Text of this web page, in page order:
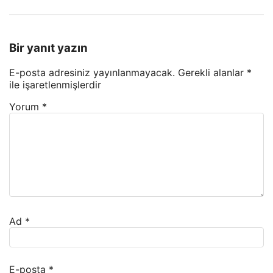
Bir yanıt yazın
E-posta adresiniz yayınlanmayacak. Gerekli alanlar *
ile işaretlenmişlerdir
Yorum *
Ad *
E-posta *